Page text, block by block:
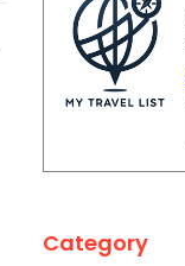
Category